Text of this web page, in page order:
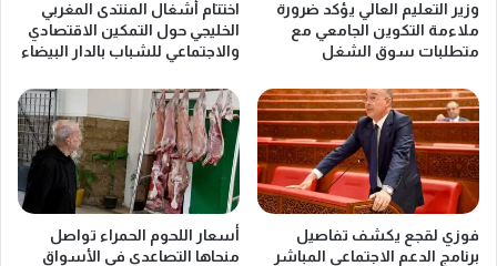
وزير التعليم العالي يؤكد ضرورة
ملاءمة التكوين الجامعي مع
متطلبات سوق الشغل
اختتام أشغال المنتدى المغربي
الخليجي حول التمكين الاقتصادي
والاجتماعي للشباب بالدار البيضاء
فوزي لقجع يكشف تفاصيل
برنامج الدعم الاجتماعي المباشر
أسعار اللحوم الحمراء تواصل
منحاها التصاعدي في الأسواق